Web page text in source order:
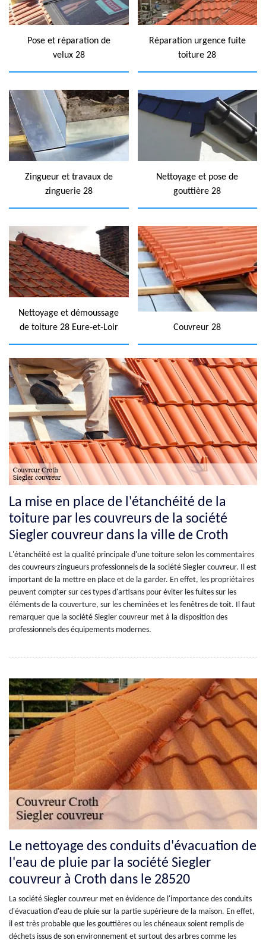
Pose et réparation de
velux 28
Réparation urgence fuite
toiture 28
Zingueur et travaux de
zinguerie 28
Nettoyage et pose de
gouttière 28
Nettoyage et démoussage
de toiture 28 Eure-et-Loir
Couvreur 28
La mise en place de l'étanchéité de la
toiture par les couvreurs de la société
Siegler couvreur dans la ville de Croth
L'étanchéité est la qualité principale d'une toiture selon les commentaires
des couvreurs-zingueurs professionnels de la société Siegler couvreur. Il est
important de la mettre en place et de la garder. En effet, les propriétaires
peuvent compter sur ces types d'artisans pour éviter les fuites sur les
éléments de la couverture, sur les cheminées et les fenêtres de toit. Il faut
remarquer que la société Siegler couvreur met à la disposition des
professionnels des équipements modernes.
Le nettoyage des conduits d'évacuation de
l'eau de pluie par la société Siegler
couvreur à Croth dans le 28520
La société Siegler couvreur met en évidence de l'importance des conduits
d'évacuation d'eau de pluie sur la partie supérieure de la maison. En effet,
il est très probable que les gouttières ou les chéneaux soient remplis de
déchets issus de son environnement et surtout des arbres comme les